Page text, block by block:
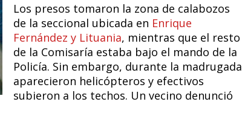
Los presos tomaron la zona de calabozos
de la seccional ubicada en Enrique
Fernández y Lituania, mientras que el resto
de la Comisaría estaba bajo el mando de la
Policía. Sin embargo, durante la madrugada
aparecieron helicópteros y efectivos
subieron a los techos. Un vecino denunció